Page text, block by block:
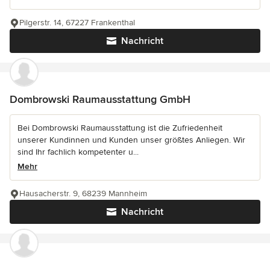
Nachricht
Pilgerstr. 14, 67227 Frankenthal
Dombrowski Raumausstattung GmbH
Bei Dombrowski Raumausstattung ist die Zufriedenheit
unserer Kundinnen und Kunden unser größtes Anliegen. Wir
sind Ihr fachlich kompetenter u...
Mehr
Nachricht
Hausacherstr. 9, 68239 Mannheim